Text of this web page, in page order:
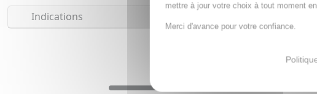
Indications
mettre à jour votre choix à tout moment
Merci d'avance pour votre confiance.